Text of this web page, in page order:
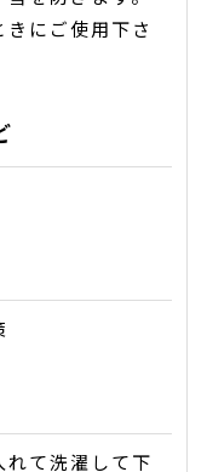
にご使用下さ
れて洗濯して下